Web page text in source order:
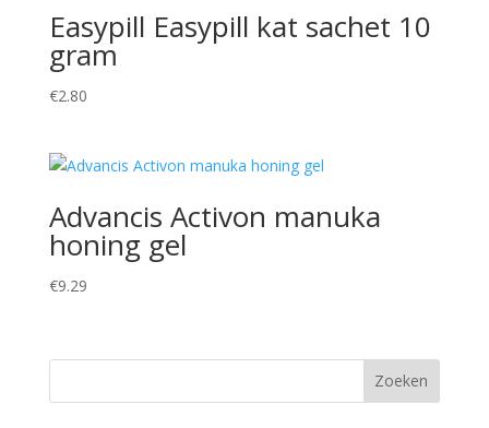
Easypill Easypill kat sachet 10
gram
€2.80
Advancis Activon manuka
honing gel
€9.29
Zoeken